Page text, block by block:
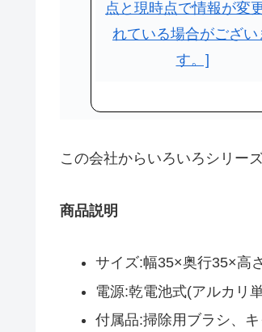
この会社からいろいろシリー
商品説明
サイズ:幅35×奥行35×高
電源:乾電池式(アルカリ
付属品:掃除用ブラシ、